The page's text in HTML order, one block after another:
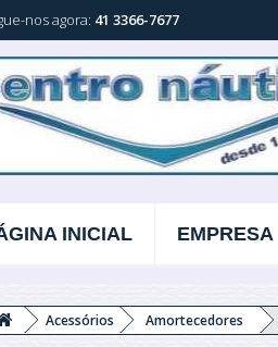
nos agora: 41 3366-7677
INICIAL EMPRESA
Acessórios Amortecedores